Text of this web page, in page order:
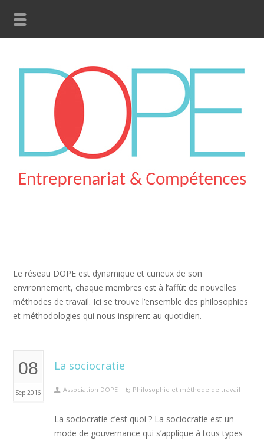
Le réseau DOPE est dynamique et curieux de son
environnement, chaque membres est à l’affût de nouvelles
méthodes de travail. Ici se trouve l’ensemble des philosophies
et méthodologies qui nous inspirent au quotidien.
08
Sep 2016
La sociocratie
Association DOPE Philosophie et méthode de travail
La sociocratie c’est quoi ? La sociocratie est un
mode de gouvernance qui s’applique à tous types